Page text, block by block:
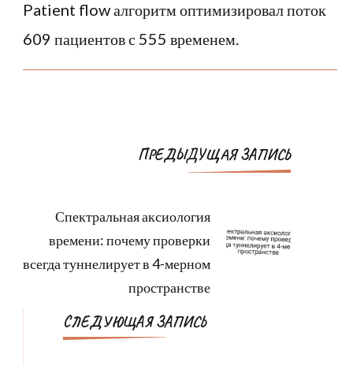
Patient flow алгоритм оптимизировал поток
609 пациентов с 555 временем.
Навигация
ПРЕДЫДУЩАЯ ЗАПИСЬ
Спектральная аксиология
времени: почему проверки
всегда туннелирует в 4-мерном
пространстве
СЛЕДУЮЩАЯ ЗАПИСЬ